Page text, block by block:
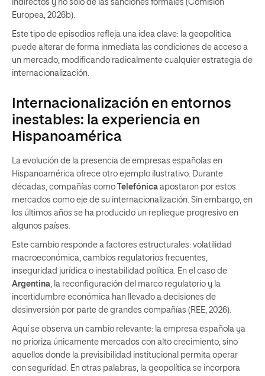
indirectos y no solo de las sanciones formales (Comisión
Europea, 2026b).
Este tipo de episodios refleja una idea clave: la geopolítica
puede alterar de forma inmediata las condiciones de acceso a
un mercado, modificando radicalmente cualquier estrategia de
internacionalización.
Internacionalización en entornos
inestables: la experiencia en
Hispanoamérica
La evolución de la presencia de empresas españolas en
Hispanoamérica ofrece otro ejemplo ilustrativo. Durante
décadas, compañías como Telefónica apostaron por estos
mercados como eje de su internacionalización. Sin embargo, en
los últimos años se ha producido un repliegue progresivo en
algunos países.
Este cambio responde a factores estructurales: volatilidad
macroeconómica, cambios regulatorios frecuentes,
inseguridad jurídica o inestabilidad política. En el caso de
Argentina , la reconfiguración del marco regulatorio y la
incertidumbre económica han llevado a decisiones de
desinversión por parte de grandes compañías (REE, 2026).
Aquí se observa un cambio relevante: la empresa española ya
no prioriza únicamente mercados con alto crecimiento, sino
aquellos donde la previsibilidad institucional permita operar
con seguridad. En otras palabras, la geopolítica se incorpora